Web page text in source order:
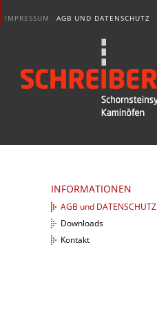
IMPRESSUM AGB UND DATENSCHUTZ
INFORMATIONEN
AGB und DATENSCHUTZ
Downloads
Kontakt